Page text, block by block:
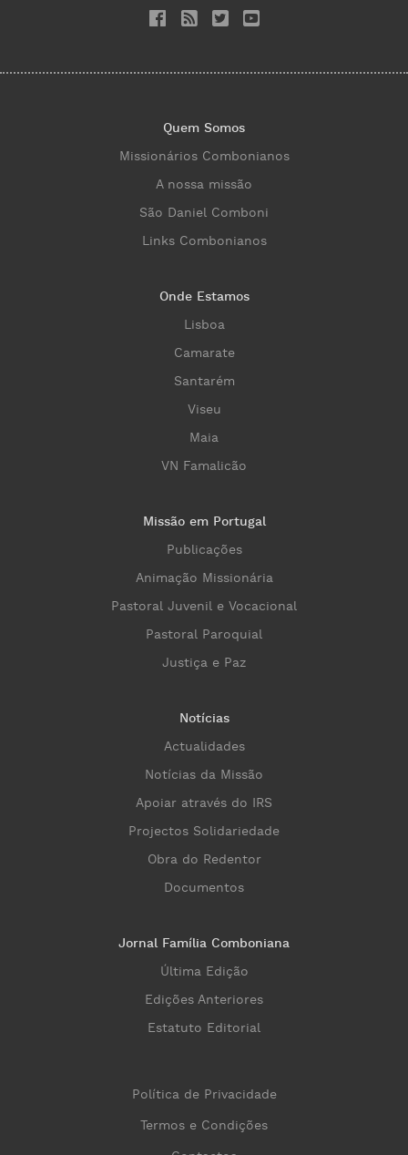
Quem Somos
Missionários Combonianos
A nossa missão
São Daniel Comboni
Links Combonianos
Onde Estamos
Lisboa
Camarate
Santarém
Viseu
Maia
VN Famalicão
Missão em Portugal
Publicações
Animação Missionária
Pastoral Juvenil e Vocacional
Pastoral Paroquial
Justiça e Paz
Notícias
Actualidades
Notícias da Missão
Apoiar através do IRS
Projectos Solidariedade
Obra do Redentor
Documentos
Jornal Família Comboniana
Última Edição
Edições Anteriores
Estatuto Editorial
Política de Privacidade
Termos e Condições